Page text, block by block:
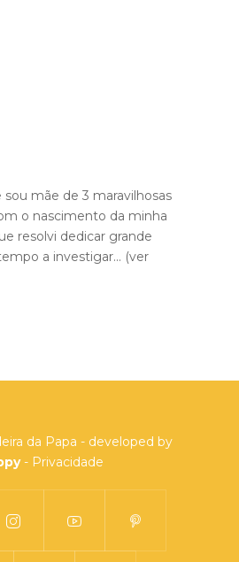
sou mãe de 3 maravilhosas
o nascimento da minha
resolvi dedicar grande
a investigar... (ver
da Papa - developed by
- Privacidade